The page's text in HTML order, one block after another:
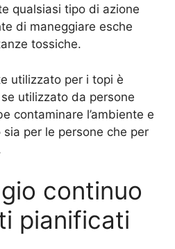
qualsiasi tipo di azione
di maneggiare esche
tossiche.
utilizzato per i topi è
utilizzato da persone
contaminare l’ambiente e
per le persone che per
continuo
pianificati